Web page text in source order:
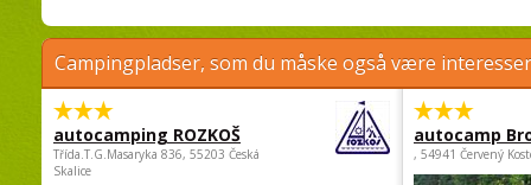
Campingpladser, som du måske også være
autocamping ROZKOŠ
Třída.T.G.Masaryka 836, 55203 Česká
Skalice
autocamp
, 54941 Červený